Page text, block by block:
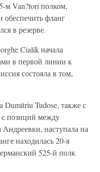
м Van?tori полком,
обеспечить фланг
в резерве.
Cialik начала
в первой линии к
состояла в том,
Dumitriu Tudose, также с
позиций между
наступала на
находилась 20-я
525-й полк